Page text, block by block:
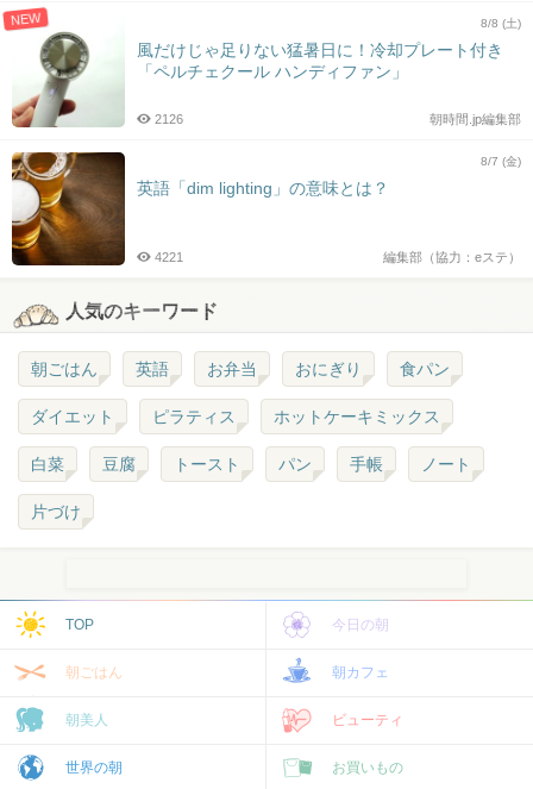
NEW 8/8 (土)
風だけじゃ足りない猛暑日に！冷却プレート付き
「ペルチェクール ハンディファン」
朝時間.jp編集部
2126
8/7 (金)
英語「dim lighting」の意味とは？
編集部（協力：eステ）
4221
人気のキーワード
朝ごはん 英語 お弁当 おにぎり 食パン
ダイエット ピラティス ホットケーキミックス
白菜 豆腐 トースト パン 手帳 ノート
片づけ
TOP 今日の朝
朝ごはん 朝カフェ
朝美人 ビューティ
世界の朝 お買いもの